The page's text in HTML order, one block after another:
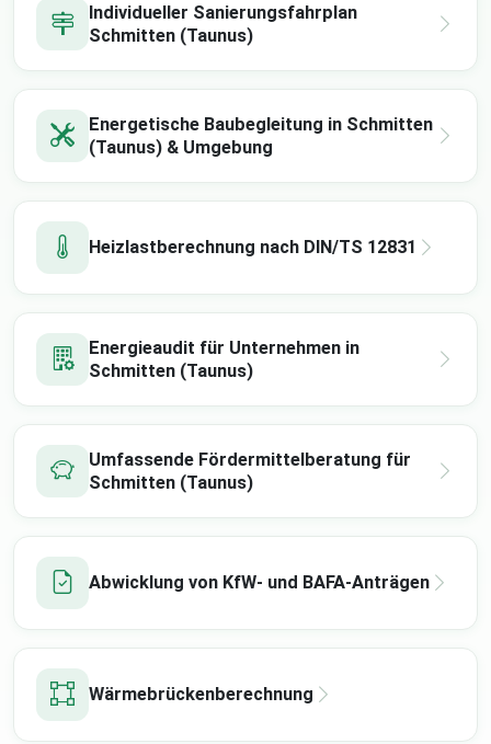
Individueller Sanierungsfahrplan
Schmitten (Taunus)
Energetische Baubegleitung in Schmitten
(Taunus) & Umgebung
Heizlastberechnung nach DIN/TS 12831
Energieaudit für Unternehmen in
Schmitten (Taunus)
Umfassende Fördermittelberatung für
Schmitten (Taunus)
Abwicklung von KfW- und BAFA-Anträgen
Wärmebrückenberechnung